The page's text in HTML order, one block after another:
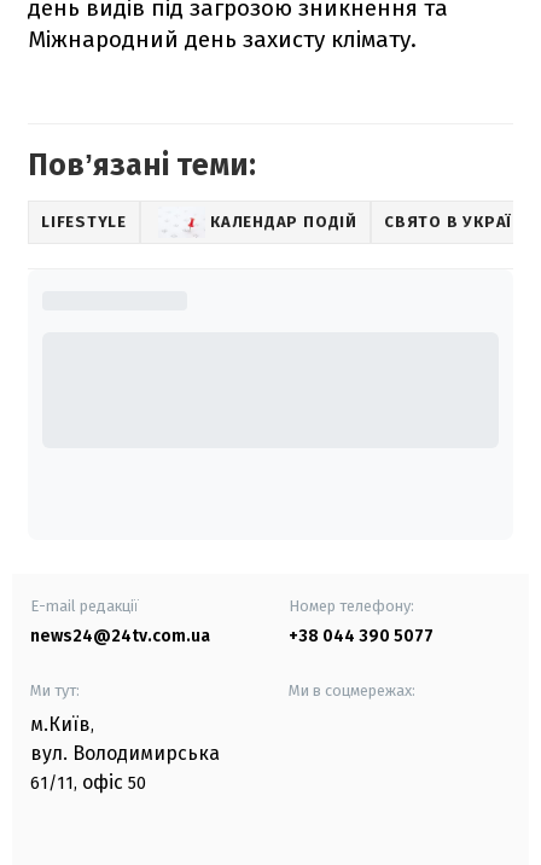
день видів під загрозою зникнення та
Міжнародний день захисту клімату.
Повʼязані теми:
LIFESTYLE КАЛЕНДАР ПОДІЙ СВЯТО В УКРАЇНІ
E-mail редакції
news24@24tv.com.ua
Номер телефону:
+38 044 390 5077
Ми тут:
м.Київ,
вул. Володимирська
61/11, офіс 50
Ми в соцмережах: